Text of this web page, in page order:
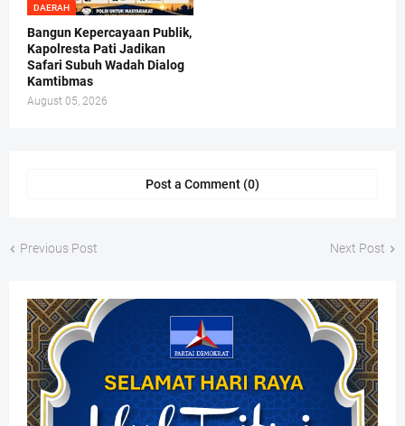
DAERAH
Bangun Kepercayaan Publik,
Kapolresta Pati Jadikan
Safari Subuh Wadah Dialog
Kamtibmas
August 05, 2026
Post a Comment (0)
Previous Post Next Post